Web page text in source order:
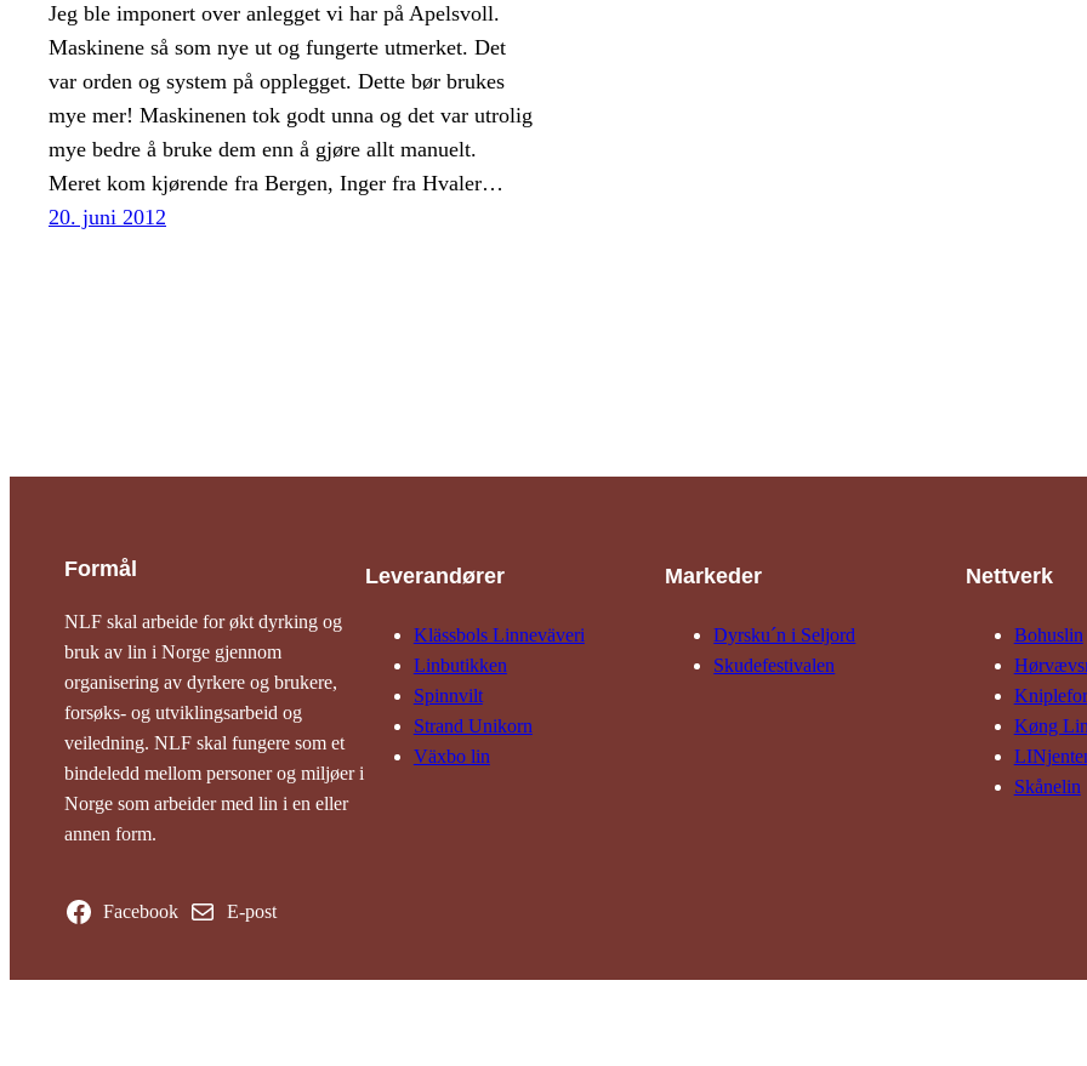
Jeg ble imponert over anlegget vi har på Apelsvoll.
Maskinene så som nye ut og fungerte utmerket. Det
var orden og system på opplegget. Dette bør brukes
mye mer! Maskinenen tok godt unna og det var utrolig
mye bedre å bruke dem enn å gjøre allt manuelt.
Meret kom kjørende fra Bergen, Inger fra Hvaler…
20. juni 2012
Formål
NLF skal arbeide for økt dyrking og
bruk av lin i Norge gjennom
organisering av dyrkere og brukere,
forsøks- og utviklingsarbeid og
veiledning. NLF skal fungere som et
bindeledd mellom personer og miljøer i
Norge som arbeider med lin i en eller
annen form.
Leverandører
Klässbols Linne­väveri
Linbutikken
Spinnvilt
Strand Unikorn
Växbo lin
Markeder
Dyrsku´n i Seljord
Skude­fes­tivalen
Nettverk
Bohuslin
Køng
Skånelin
Facebook E-post